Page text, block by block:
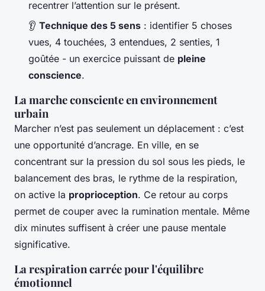
recentrer l’attention sur le présent.
👂 Technique des 5 sens : identifier 5 choses
vues, 4 touchées, 3 entendues, 2 senties, 1
goûtée - un exercice puissant de pleine
conscience.
La marche consciente en environnement
urbain
Marcher n’est pas seulement un déplacement : c’est
une opportunité d’ancrage. En ville, en se
concentrant sur la pression du sol sous les pieds, le
balancement des bras, le rythme de la respiration,
on active la proprioception. Ce retour au corps
permet de couper avec la rumination mentale. Même
dix minutes suffisent à créer une pause mentale
significative.
La respiration carrée pour l'équilibre
émotionnel